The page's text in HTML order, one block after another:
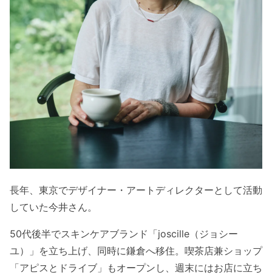
長年、東京でデザイナー・アートディレクターとして活動
していた今井さん。
50代後半でスキンケアブランド「joscille（ジョシー
ユ）」を立ち上げ、同時に鎌倉へ移住。喫茶店兼ショップ
「アピスとドライブ」もオープンし、週末にはお店に立ち